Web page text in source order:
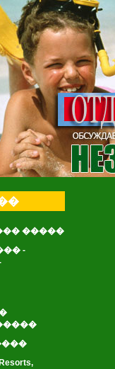
�����
-